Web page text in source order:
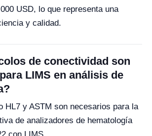
USD, lo que representa una
y calidad.
de conectividad son
LIMS en análisis de
HL7 y ASTM son necesarios para la
de analizadores de hematología